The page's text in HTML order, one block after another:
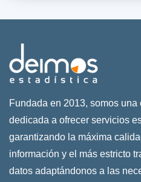
Fundada en 2013, somos una
dedicada a ofrecer servicios
garantizando la máxima
información y el más estricto
datos adaptándonos a las